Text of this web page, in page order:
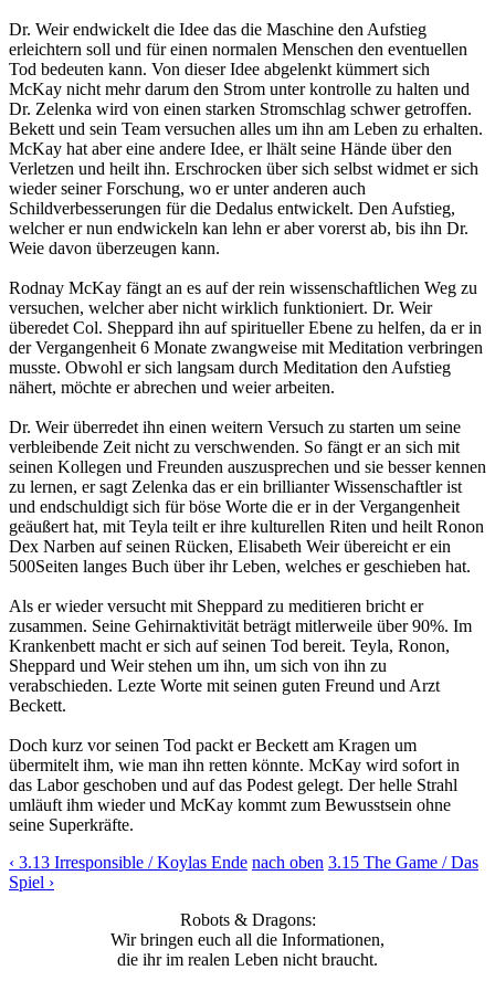
Dr. Weir endwickelt die Idee das die Maschine den Aufstieg
erleichtern soll und für einen normalen Menschen den eventuellen
Tod bedeuten kann. Von dieser Idee abgelenkt kümmert sich
McKay nicht mehr darum den Strom unter kontrolle zu halten und
Dr. Zelenka wird von einen starken Stromschlag schwer getroffen.
Bekett und sein Team versuchen alles um ihn am Leben zu erhalten.
McKay hat aber eine andere Idee, er lhält seine Hände über den
Verletzen und heilt ihn. Erschrocken über sich selbst widmet er sich
wieder seiner Forschung, wo er unter anderen auch
Schildverbesserungen für die Dedalus entwickelt. Den Aufstieg,
welcher er nun endwickeln kan lehn er aber vorerst ab, bis ihn Dr.
Weie davon überzeugen kann.
Rodnay McKay fängt an es auf der rein wissenschaftlichen Weg zu
versuchen, welcher aber nicht wirklich funktioniert. Dr. Weir
überedet Col. Sheppard ihn auf spiritueller Ebene zu helfen, da er in
der Vergangenheit 6 Monate zwangweise mit Meditation verbringen
musste. Obwohl er sich langsam durch Meditation den Aufstieg
nähert, möchte er abrechen und weier arbeiten.
Dr. Weir überredet ihn einen weitern Versuch zu starten um seine
verbleibende Zeit nicht zu verschwenden. So fängt er an sich mit
seinen Kollegen und Freunden auszusprechen und sie besser kennen
zu lernen, er sagt Zelenka das er ein brillianter Wissenschaftler ist
und endschuldigt sich für böse Worte die er in der Vergangenheit
geäußert hat, mit Teyla teilt er ihre kulturellen Riten und heilt Ronon
Dex Narben auf seinen Rücken, Elisabeth Weir übereicht er ein
500Seiten langes Buch über ihr Leben, welches er geschieben hat.
Als er wieder versucht mit Sheppard zu meditieren bricht er
zusammen. Seine Gehirnaktivität beträgt mitlerweile über 90%. Im
Krankenbett macht er sich auf seinen Tod bereit. Teyla, Ronon,
Sheppard und Weir stehen um ihn, um sich von ihn zu
verabschieden. Lezte Worte mit seinen guten Freund und Arzt
Beckett.
Doch kurz vor seinen Tod packt er Beckett am Kragen um
übermitelt ihm, wie man ihn retten könnte. McKay wird sofort in
das Labor geschoben und auf das Podest gelegt. Der helle Strahl
umläuft ihm wieder und McKay kommt zum Bewusstsein ohne
seine Superkräfte.
‹ 3.13 Irresponsible / Koylas Ende nach oben 3.15 The Game / Das
Spiel ›
Robots & Dragons:
Wir bringen euch all die Informationen,
die ihr im realen Leben nicht braucht.